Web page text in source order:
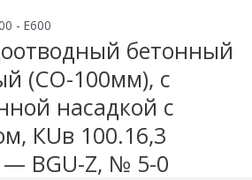
- E600
бетонный
(СО-100мм), с
насадкой с
КUв 100.16,3
— BGU-Z, № 5-0